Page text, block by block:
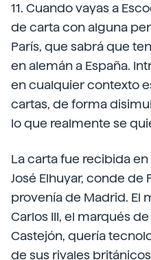
11. Cuando vayas a
de carta con alguna
París, que sabrá que
en alemán a España.
en cualquier contexto
cartas, de forma
lo que realmente se
La carta fue recibida en
José Elhuyar, conde
provenía de Madrid. El
Carlos III, el marqués
Castejón, quería
de sus rivales